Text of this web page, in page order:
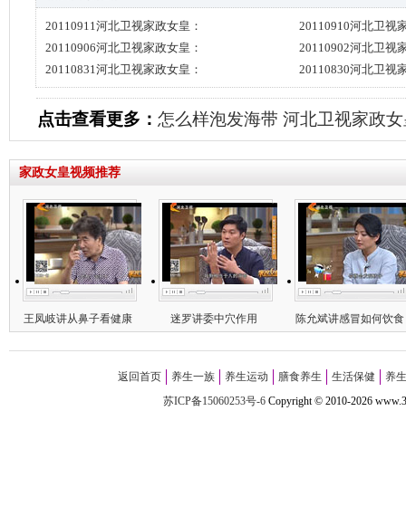
20110911河北卫视家政女皇：
20110910河北卫视
20110906河北卫视家政女皇：
20110902河北卫视
20110831河北卫视家政女皇：
20110830河北卫视
点击查看更多： 怎么样泡发海带 河北卫视家政
家政女皇视频推荐
王凤岐讲从鼻子看健康 迷罗讲委中穴作用 陈允斌讲感冒如何饮食
返回首页 养生一族 养生运动 膳食养生 生活保健
养
苏ICP备15060253号-6Copyright©2010-2026